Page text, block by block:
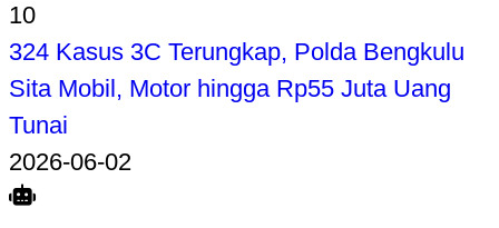
10
324 Kasus 3C Terungkap, Polda Bengkulu
Sita Mobil, Motor hingga Rp55 Juta Uang
Tunai
2026-06-02